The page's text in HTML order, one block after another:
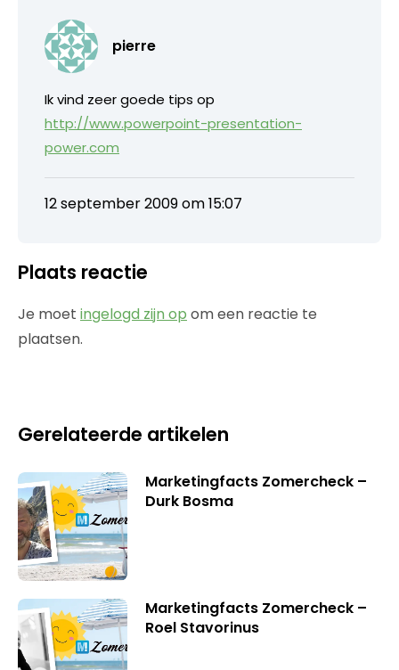
pierre
Ik vind zeer goede tips op
http://www.powerpoint-presentation-
power.com
12 september 2009 om 15:07
Plaats reactie
Je moet ingelogd zijn op om een reactie te
plaatsen.
Gerelateerde artikelen
Marketingfacts Zomercheck –
Durk Bosma
Marketingfacts Zomercheck –
Roel Stavorinus